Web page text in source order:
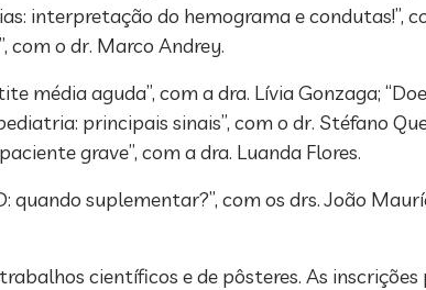
interpretação do hemograma e condutas!”,
com o dr. Marco Andrey.
média aguda”, com a dra. Lívia Gonzaga;
principais sinais”, com o dr. Stéfano
grave”, com a dra. Luanda Flores.
suplementar?”, com os drs. João
científicos e de pôsteres. As inscrições